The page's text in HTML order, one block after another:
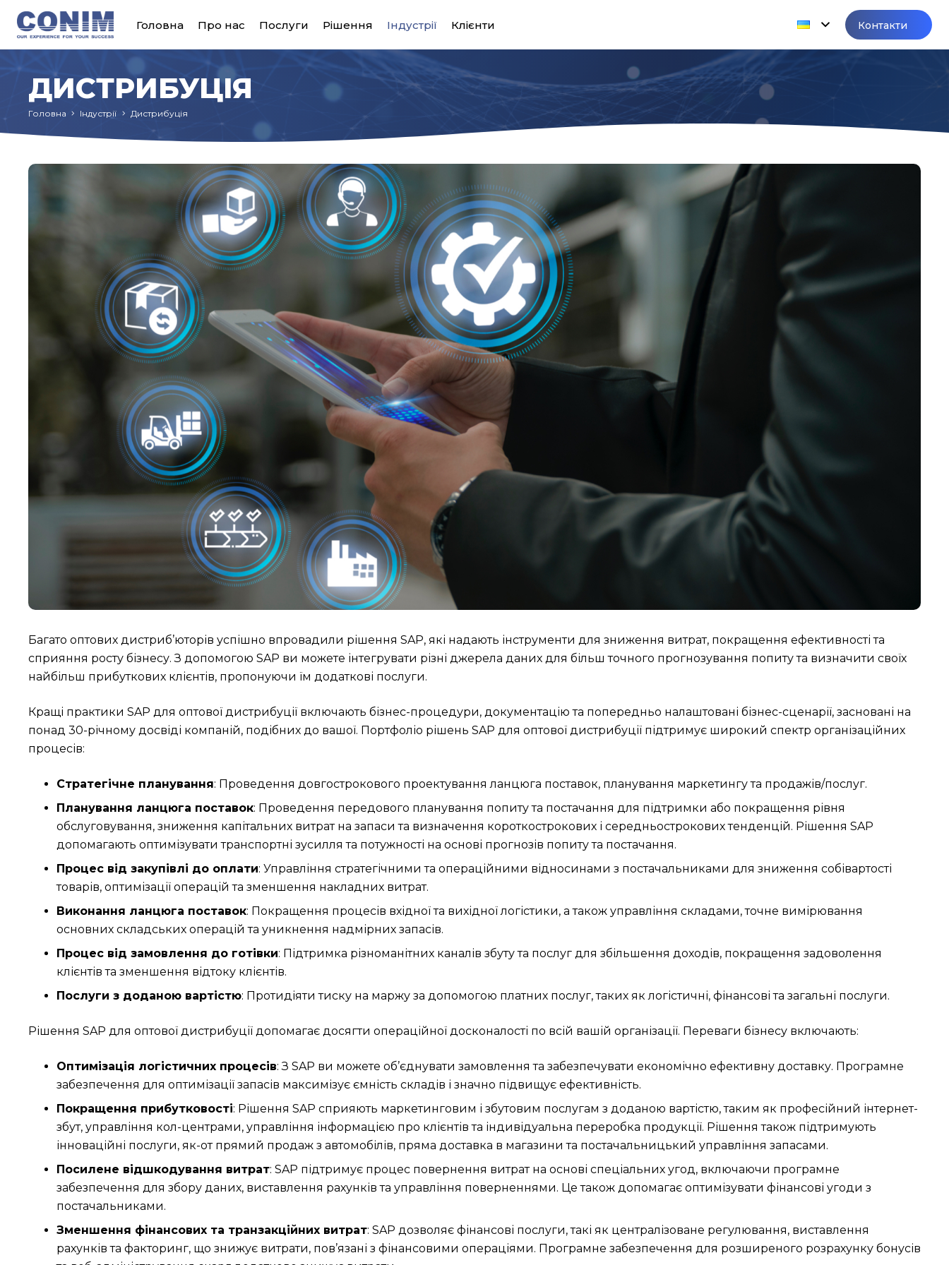
Головна Про нас Послуги Рішення Індустрії Клієнти Контакти
ДИСТРИБУЦІЯ
Головна Індустрії Дистрибуція
Багато оптових дистриб’юторів успішно впровадили рішення SAP, які надають інструменти для зниження витрат, покращення ефективності та
сприяння росту бізнесу. З допомогою SAP ви можете інтегрувати різні джерела даних для більш точного прогнозування попиту та визначити своїх
найбільш прибуткових клієнтів, пропонуючи їм додаткові послуги.
Кращі практики SAP для оптової дистрибуції включають бізнес-процедури, документацію та попередньо налаштовані бізнес-сценарії, засновані на
понад 30-річному досвіді компаній, подібних до вашої. Портфоліо рішень SAP для оптової дистрибуції підтримує широкий спектр організаційних
процесів:
Стратегічне планування: Проведення довгострокового проектування ланцюга поставок, планування маркетингу та продажів/послуг.
Планування ланцюга поставок: Проведення передового планування попиту та постачання для підтримки або покращення рівня
обслуговування, зниження капітальних витрат на запаси та визначення короткострокових і середньострокових тенденцій. Рішення SAP
допомагають оптимізувати транспортні зусилля та потужності на основі прогнозів попиту та постачання.
Процес від закупівлі до оплати: Управління стратегічними та операційними відносинами з постачальниками для зниження собівартості
товарів, оптимізації операцій та зменшення накладних витрат.
Виконання ланцюга поставок: Покращення процесів вхідної та вихідної логістики, а також управління складами, точне вимірювання
основних складських операцій та уникнення надмірних запасів.
Процес від замовлення до готівки: Підтримка різноманітних каналів збуту та послуг для збільшення доходів, покращення задоволення
клієнтів та зменшення відтоку клієнтів.
Послуги з доданою вартістю: Протидіяти тиску на маржу за допомогою платних послуг, таких як логістичні, фінансові та загальні послуги.
Рішення SAP для оптової дистрибуції допомагає досягти операційної досконалості по всій вашій організації. Переваги бізнесу включають:
Оптимізація логістичних процесів: З SAP ви можете об’єднувати замовлення та забезпечувати економічно ефективну доставку. Програмне
забезпечення для оптимізації запасів максимізує ємність складів і значно підвищує ефективність.
Покращення прибутковості: Рішення SAP сприяють маркетинговим і збутовим послугам з доданою вартістю, таким як професійний інтернет-
збут, управління кол-центрами, управління інформацією про клієнтів та індивідуальна переробка продукції. Рішення також підтримують
інноваційні послуги, як-от прямий продаж з автомобілів, пряма доставка в магазини та постачальницький управління запасами.
Посилене відшкодування витрат: SAP підтримує процес повернення витрат на основі спеціальних угод, включаючи програмне
забезпечення для збору даних, виставлення рахунків та управління поверненнями. Це також допомагає оптимізувати фінансові угоди з
постачальниками.
Зменшення фінансових та транзакційних витрат: SAP дозволяє фінансові послуги, такі як централізоване регулювання, виставлення
рахунків та факторинг, що знижує витрати, пов’язані з фінансовими операціями. Програмне забезпечення для розширеного розрахунку бонусів